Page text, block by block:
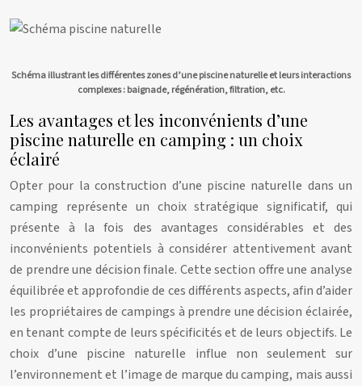
Schéma illustrant les différentes zones d’une piscine naturelle et leurs interactions
complexes : baignade, régénération, filtration, etc.
Les avantages et les inconvénients d’une
piscine naturelle en camping : un choix
éclairé
Opter pour la construction d’une piscine naturelle dans un
camping représente un choix stratégique significatif, qui
présente à la fois des avantages considérables et des
inconvénients potentiels à considérer attentivement avant
de prendre une décision finale. Cette section offre une analyse
équilibrée et approfondie de ces différents aspects, afin d’aider
les propriétaires de campings à prendre une décision éclairée,
en tenant compte de leurs spécificités et de leurs objectifs. Le
choix d’une piscine naturelle influe non seulement sur
l’environnement et l’image de marque du camping, mais aussi